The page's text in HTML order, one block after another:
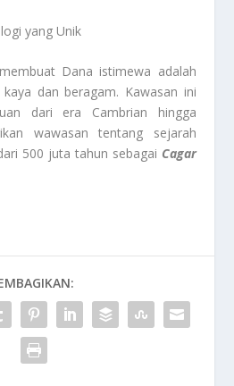
yang Unik
Dana istimewa adalah
dan beragam. Kawasan ini
dari era Cambrian hingga
wawasan tentang sejarah
500 juta tahun sebagai Cagar